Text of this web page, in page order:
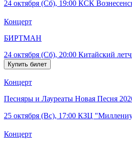
24 октября (Сб), 19:00 КСК
Концерт
БИРТМАН
24 октября (Сб), 20:00 Китайский
Концерт
Песняры и Лауреаты Новая Песня
25 октября (Вс), 17:00 КЗЦ
Концерт